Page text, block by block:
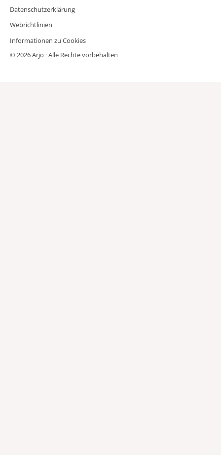
Datenschutzerklärung
Webrichtlinien
Informationen zu Cookies
© 2026 Arjo · Alle Rechte vorbehalten